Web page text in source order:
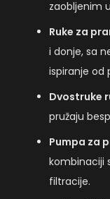
zaobljenim
Ruke za
i donje, sa
ispiranje od
Dvostruke
pružaju
Pumpa za
kombinaciji
filtracije.